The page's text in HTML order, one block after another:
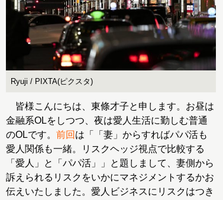
Ryuji / PIXTA(ピクスタ)
皆様こんにちは、東條才子と申します。お昼は
金融系OLをしつつ、夜は愛人生活に勤しむ普通
のOLです。 前回 は「「妻」からすればパパ活も
愛人関係も一緒。リスクヘッジ視点で比較する
「愛人」と「パパ活」」と題しまして、妻側から
訴えられるリスクをいかにマネジメントするかお
伝えいたしました。愛人ビジネスにリスクはつき